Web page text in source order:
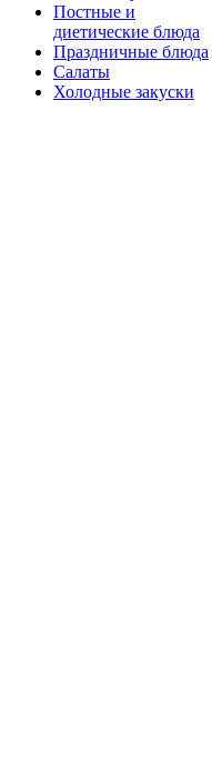
Постные и
диетические блюда
Праздничные блюда
Салаты
Холодные закуски